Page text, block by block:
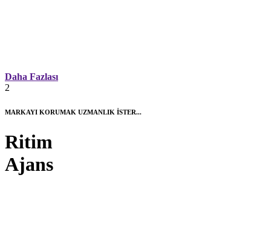
Daha Fazlası
2
MARKAYI KORUMAK UZMANLIK İSTER...
Ritim
Ajans